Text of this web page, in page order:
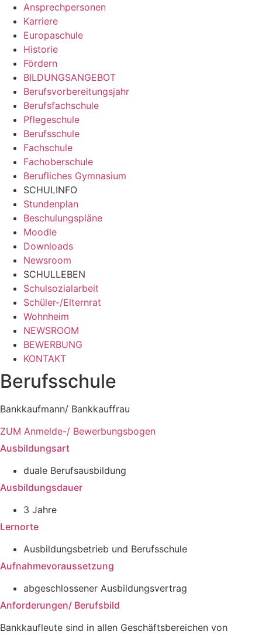
Ansprechpersonen
Karriere
Europaschule
Historie
Fördern
BILDUNGSANGEBOT
Berufsvorbereitungsjahr
Berufsfachschule
Pflegeschule
Berufsschule
Fachschule
Fachoberschule
Berufliches Gymnasium
SCHULINFO
Stundenplan
Beschulungspläne
Moodle
Downloads
Newsroom
SCHULLEBEN
Schulsozialarbeit
Schüler-/Elternrat
Wohnheim
NEWSROOM
BEWERBUNG
KONTAKT
Berufsschule
Bankkaufmann/ Bankkauffrau
ZUM Anmelde-/ Bewerbungsbogen
Ausbildungsart
duale Berufsausbildung
Ausbildungsdauer
3 Jahre
Lernorte
Ausbildungsbetrieb und Berufsschule
Aufnahmevoraussetzung
abgeschlossener Ausbildungsvertrag
Anforderungen/ Berufsbild
Bankkaufleute sind in allen Geschäftsbereichen von